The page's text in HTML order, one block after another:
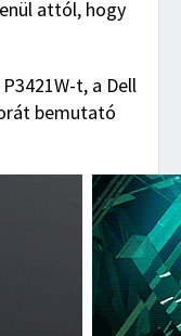
attól, hogy
t, a Dell
bemutató